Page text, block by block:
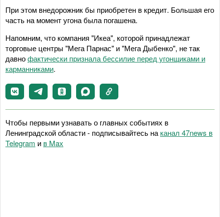
При этом внедорожник бы приобретен в кредит. Большая его
часть на момент угона была погашена.
Напомним, что компания "Икеа", которой принадлежат
торговые центры "Мега Парнас" и "Мега Дыбенко", не так
давнофактически признала бессилие перед угонщиками и
карманниками.
Чтобы первыми узнавать о главных событиях в
Ленинградской области - подписывайтесь на канал 47news в
Telegram и в Maх